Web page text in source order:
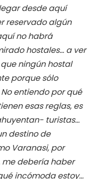
desde aquí
reservado algún
no habrá
hostales… a ver
ningún hostal
porque sólo
entiendo por qué
esas reglas, es
turistas…
destino de
Varanasi, por
me debería haber
incómoda estoy…